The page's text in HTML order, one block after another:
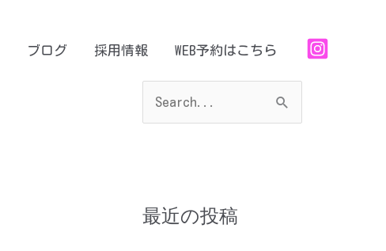
ブログ 採用情報 WEB予約はこちら
:
最近の投稿